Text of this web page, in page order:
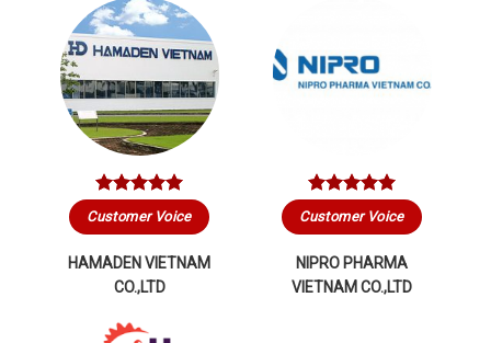
Customer Voice
HAMADEN VIETNAM
CO.,LTD
Customer Voice
NIPRO PHARMA
VIETNAM CO.,LTD